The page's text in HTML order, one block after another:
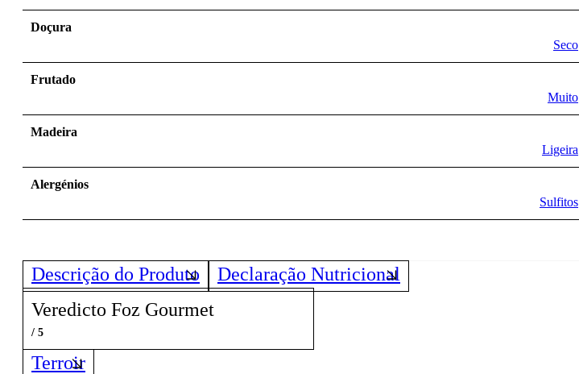
Doçura
Seco
Frutado
Muito
Madeira
Ligeira
Alergénios
Sulfitos
Descrição do Produto
Declaração Nutricional
Veredicto Foz Gourmet
/ 5
Terroir